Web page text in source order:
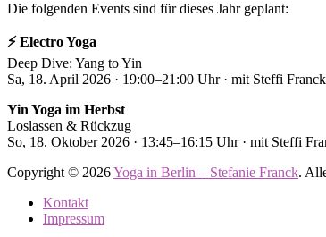
Die folgenden Events sind für dieses Jahr geplant:
⚡️ Electro Yoga
Deep Dive: Yang to Yin
Sa, 18. April 2026 · 19:00–21:00 Uhr · mit Steffi
Yin Yoga im Herbst
Loslassen & Rückzug
So, 18. Oktober 2026 · 13:45–16:15 Uhr · mit Steffi
Copyright © 2026Yoga in Berlin – Stefanie Franck.
Kontakt
Impressum